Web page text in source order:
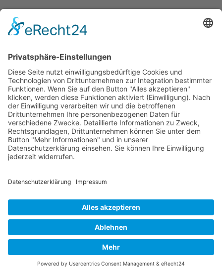
Whitepaper?
Kann man für bestimmte Branchen
optimieren?
Ist SEO für Wirtschaftspsychologie
DSGVO-konform?
Kann SEO internationale Auftraggeber
ansprechen?
Welche Rolle spielt Thought Leadership?